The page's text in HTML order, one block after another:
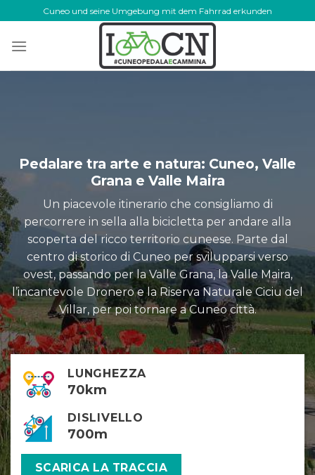
to
content
Cuneo und seine Umgebung mit dem Fahrrad erkunden
Pedalare tra arte e natura: Cuneo, Valle
Grana e Valle Maira
Un piacevole itinerario che consigliamo di
percorrere in sella alla bicicletta per andare alla
scoperta del ricco territorio cuneese. Parte dal
centro di storico di Cuneo per svilupparsi verso
ovest, passando per la Valle Grana, la Valle Maira,
l’incantevole Dronero e la Riserva Naturale Ciciu del
Villar, per poi tornare a Cuneo città.
LUNGHEZZA
70km
DISLIVELLO
700m
SCARICA LA TRACCIA